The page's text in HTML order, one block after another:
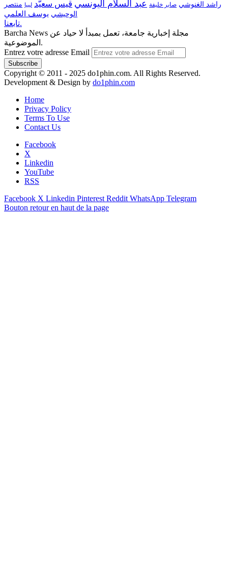
راشد الغنوشي صابر خليفة عبد السلام اليونسي قيس سعيّد ليبيا
منتصر
الوحيشي يوسف العلمي
تابعنا.
Barcha News مجلة إخبارية جامعة، تعمل بمبدأ لا حياد عن
الموضوعية.
Entrez votre adresse Email
Copyright © 2011 - 2025 do1phin.com. All Rights Reserved.
Development & Design by do1phin.com
Home
Privacy Policy
Terms To Use
Contact Us
Facebook
X
Linkedin
YouTube
RSS
Facebook X Linkedin Pinterest Reddit WhatsApp Telegram
Bouton retour en haut de la page